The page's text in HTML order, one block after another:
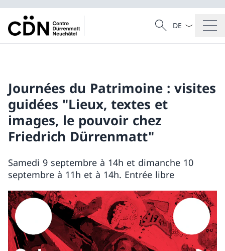
Recherche
Recherche
La langue
Journées du Patrimoine : visites
guidées "Lieux, textes et
images, le pouvoir chez
Friedrich Dürrenmatt"
Samedi 9 septembre à 14h et dimanche 10
septembre à 11h et à 14h. Entrée libre